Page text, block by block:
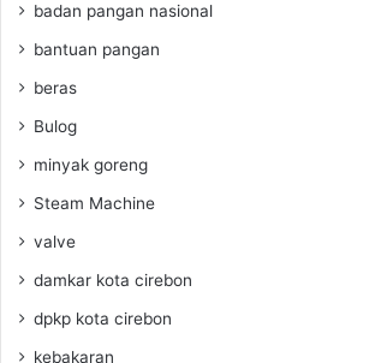
badan pangan nasional
bantuan pangan
beras
Bulog
minyak goreng
Steam Machine
valve
damkar kota cirebon
dpkp kota cirebon
kebakaran